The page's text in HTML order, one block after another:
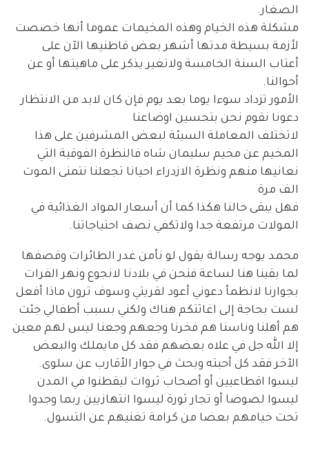
الصغار.
مشكلة هذه الخيام وهذه المخيمات عموما أنها خصصت
لأزمة بسيطة مدتها أشهر بعض قاطنيها الآن على
أعتاب السنة الخامسة ولاتغير يذكر على ماهيتها أو عن
أحوالنا.
الأمور تزداد سوءا يوما بعد يوم فإن كان لابد من الانتظار
دعونا نقوم نحن بتحسين اوضاعنا
لاتختلف المعاملة السيئة لبعض المشرفين على هذا
المخيم عن مخيم سليمان شاه فالنظرة الفوقية التي
نعانيها منهم ونظرة الازدراء احيانا تجعلنا نتمنى الموت
الف مرة
فهل يبقى حالنا هكذا كما أن أسعار المواد الغذائية في
المولات مرتفعة جدا ولاتكفي نصف احتياجاتنا.
محمد يوجه رسالة يقول لو نأمن غدر الطائرات وقصفها
لما بقينا هنا لساعة فنحن في بلادنا لانجوع ونهر الفرات
بجوارنا لانظمأ دعوني أعود لقريتي وسوف ترون ماذا أفعل
لست بحاجة إلى اغاثتكم هناك ولكني بسبب أطفالي جئت
هم أهلنا وناسنا هم فخرنا وجعهم وجعنا ليس لهم معين
إلا الله جل في علاه بعضهم فقد كل مايملك والبعض
الآخر فقد كل أحبته وبحث في جوار الأقارب عن سلوى.
ليسوا اقطاعيين أو أصحاب ثروات ليقطنوا في المدن
ليسوا لصوصا أو تجار ثورة ليسوا انتهازيين ربما وجدوا
تحت خيامهم بعضا من كرامة تغنيهم عن التسول.